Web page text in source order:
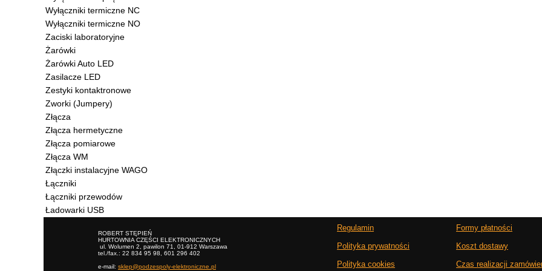
Wyłączniki termiczne NC
Wyłączniki termiczne NO
Zaciski laboratoryjne
Żarówki
Żarówki Auto LED
Zasilacze LED
Zestyki kontaktronowe
Zworki (Jumpery)
Złącza
Złącza hermetyczne
Złącza pomiarowe
Złącza WM
Złączki instalacyjne WAGO
Łączniki
Łączniki przewodów
Ładowarki USB
ROBERT STĘPIEŃ
HURTOWNIA CZĘŚCI ELEKTRONICZNYCH
ul. Wolumen 2, pawilon 71, 01-912 Warszawa
tel./fax.: 22 834 95 98, 601 296 402
e-mail: sklep@podzespoly-elektroniczne.pl
Regulamin
Polityka prywatności
Polityka cookies
Formy płatności
Koszt dostawy
Czas realizacji